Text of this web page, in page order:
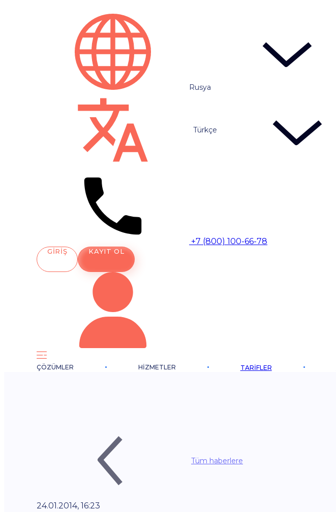
Rusya
Türkçe
+7 (800) 100-66-78
GIRIŞ KAYIT OL
ÇÖZÜMLER HIZMETLER TARIFLER
Tüm haberlere
24.01.2014, 16:23